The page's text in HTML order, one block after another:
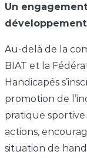
Un
Au-delà de la
BIAT et la
Handicapés
promotion de
pratique sportive.
actions,
situation de